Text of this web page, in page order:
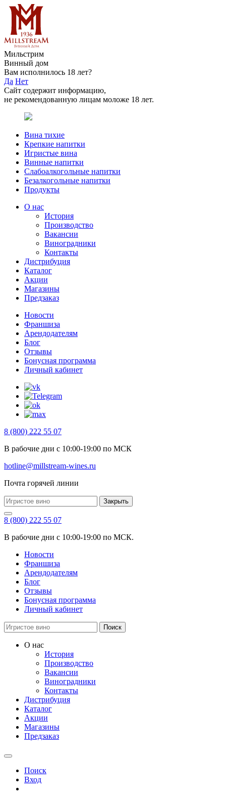
Мильстрим
Винный дом
Вам исполнилось 18 лет?
Да Нет
Сайт содержит информацию,
не рекомендованную лицам моложе 18 лет.
Вина тихие
Крепкие напитки
Игристые вина
Винные напитки
Слабоалкогольные напитки
Безалкогольные напитки
Продукты
О нас
История
Производство
Вакансии
Виноградники
Контакты
Дистрибуция
Каталог
Акции
Магазины
Предзаказ
Новости
Франшиза
Арендодателям
Блог
Отзывы
Бонусная программа
Личный кабинет
8 (800) 222 55 07
В рабочие дни с 10:00-19:00 по МСК
hotline@millstream-wines.ru
Почта горячей линии
Закрыть
8 (800) 222 55 07
В рабочие дни с 10:00-19:00 по МСК.
Новости
Франшиза
Арендодателям
Блог
Отзывы
Бонусная программа
Личный кабинет
Поиск
О нас
История
Производство
Вакансии
Виноградники
Контакты
Дистрибуция
Каталог
Акции
Магазины
Предзаказ
Поиск
Вход